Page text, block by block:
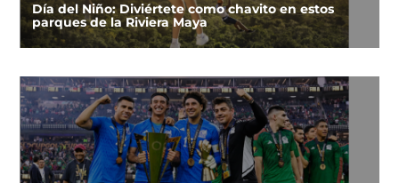
Día del Niño: Diviértete como chavito en estos
parques de la Riviera Maya